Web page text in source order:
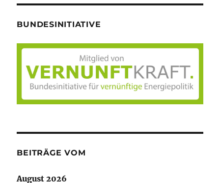
BUNDESINITIATIVE
BEITRÄGE VOM
August 2026